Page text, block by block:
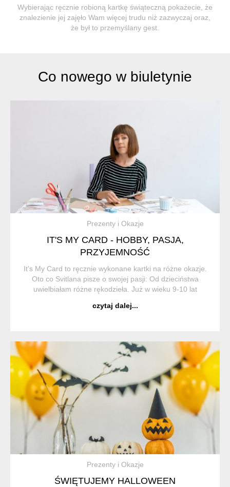
Wybierając ręcznie robioną kartkę świąteczną pokażecie, że
znalezienie jej zajęło Wam więcej trudu niż zazwyczaj oraz,
że był to przemyślany gest.
Co nowego w biuletynie
Prezenty i Okazje
IT'S MY CARD - HOBBY, PASJA,
PRZYJEMNOŚĆ
It's My Card to ręcznie wykonane kartki na różne okazje.
Oto co Svitlana pisze o swojej pasji: Od dzieciństwa
uwielbiałam różne rękodzieła. Już w wieku 9-10 lat
poduszki i chuste...
czytaj dalej...
Prezenty i Okazje
ŚWIĘTUJEMY HALLOWEEN